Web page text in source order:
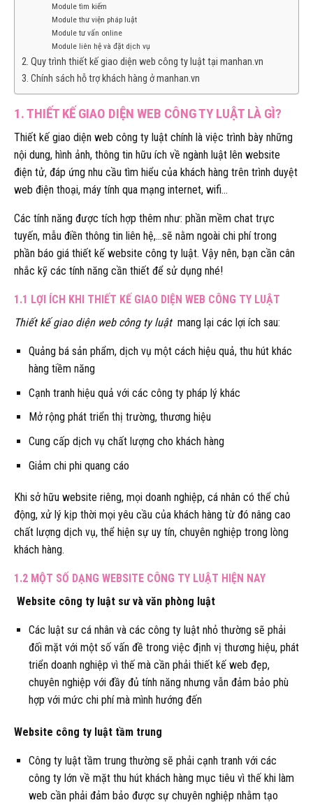
Module tìm kiếm
Module thư viện pháp luật
Module tư vấn online
Module liên hệ và đặt dịch vụ
2. Quy trình thiết kế giao diện web công ty luật tại manhan.vn
3. Chính sách hỗ trợ khách hàng ở manhan.vn
1. THIẾT KẾ GIAO DIỆN WEB CÔNG TY LUẬT LÀ GÌ?
Thiết kế giao diện web công ty luật chính là việc trình bày những
nội dung, hình ảnh, thông tin hữu ích về ngành luật lên website
điện tử, đáp ứng nhu cầu tìm hiểu của khách hàng trên trình duyệt
web điện thoại, máy tính qua mạng internet, wifi…
Các tính năng được tích hợp thêm như: phần mềm chat trực
tuyến, mẫu điền thông tin liên hệ,…sẽ nằm ngoài chi phí trong
phần báo giá thiết kế website công ty luật. Vậy nên, bạn cần cân
nhắc kỹ các tính năng cần thiết để sử dụng nhé!
1.1 LỢI ÍCH KHI THIẾT KẾ GIAO DIỆN WEB CÔNG TY LUẬT
Thiết kế giao diện web công ty luật mang lại các lợi ích sau:
Quảng bá sản phẩm, dịch vụ một cách hiệu quả, thu hút khác
hàng tiềm năng
Cạnh tranh hiệu quả với các công ty pháp lý khác
Mở rộng phát triển thị trường, thương hiệu
Cung cấp dịch vụ chất lượng cho khách hàng
Giảm chi phi quang cáo
Khi sở hữu website riêng, mọi doanh nghiệp, cá nhân có thể chủ
động, xử lý kịp thời mọi yêu cầu của khách hàng từ đó nâng cao
chất lượng dịch vụ, thể hiện sự uy tín, chuyên nghiệp trong lòng
khách hàng.
1.2 MỘT SỐ DẠNG WEBSITE CÔNG TY LUẬT HIỆN NAY
Website công ty luật sư và văn phòng luật
Các luật sư cá nhân và các công ty luật nhỏ thường sẽ phải
đối mặt với một số vấn đề trong việc định vị thương hiệu, phát
triển doanh nghiệp vì thế mà cần phải thiết kế web đẹp,
chuyên nghiệp với đầy đủ tính năng nhưng vẫn đảm bảo phù
hợp với mức chi phí mà mình hướng đến
Website công ty luật tầm trung
Công ty luật tầm trung thường sẽ phải cạnh tranh với các
công ty lớn về mặt thu hút khách hàng mục tiêu vì thế khi làm
web cần phải đảm bảo được sự chuyên nghiệp nhằm tạo